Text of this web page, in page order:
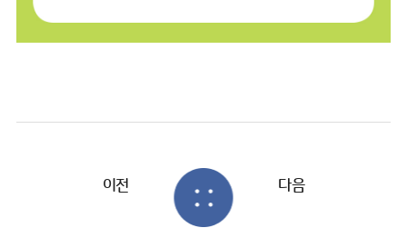
이전 다음